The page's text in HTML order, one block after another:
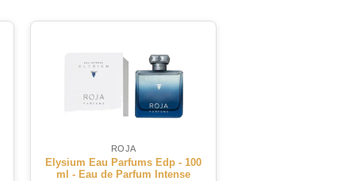
ROJA
Elysium Eau Parfums Edp - 100
ml - Eau de Parfum Intense